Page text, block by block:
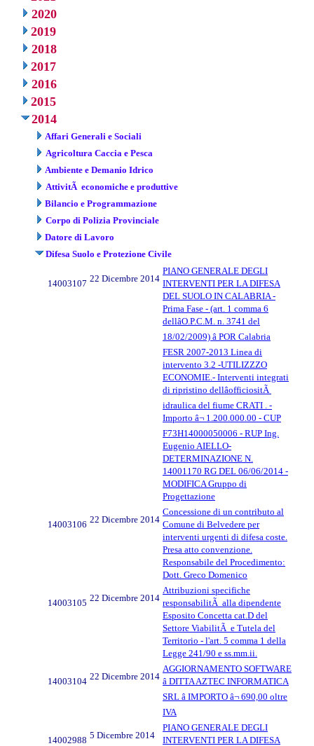
2020
2019
2018
2017
2016
2015
2014
Affari Generali e Sociali
Agricoltura Caccia e Pesca
Ambiente e Demanio Idrico
AttivitÃ economiche e produttive
Bilancio e Programmazione
Corpo di Polizia Provinciale
Datore di Lavoro
Difesa Suolo e Protezione Civile
14003107 22 Dicembre 2014
PIANO GENERALE DEGLI
INTERVENTI PER LA DIFESA
DEL SUOLO IN CALABRIA -
Prima Fase - (art. 1 comma 6
dellâO.P.C.M. n. 3741 del
18/02/2009) â POR Calabria
FESR 2007-2013 Linea di
intervento 3.2 -UTILIZZZO
ECONOMIE.- Interventi integrati
di ripristino dellâofficiositÃ
idraulica del fiume CRATI . -
Importo â¬ 1.200.000.00 - CUP
F73H14000050006 - RUP Ing.
Eugenio AIELLO-
DETERMINAZIONE N.
14001170 RG DEL 06/06/2014 -
MODIFICA Gruppo di
Progettazione
14003106 22 Dicembre 2014
Concessione di un contributo al
Comune di Belvedere per
interventi urgenti di difesa coste.
Presa atto convenzione.
Responsabile del Procedimento:
Dott. Greco Domenico
14003105 22 Dicembre 2014
Attribuzioni specifiche
responsabilitÃ alla dipendente
Esposito Concetta cat.D del
Settore ViabilitÃ e Tutela del
Territorio - l'art. 5 comma 1 della
Legge 241/90 e ss.mm.ii.
14003104 22 Dicembre 2014
AGGIORNAMENTO SOFTWARE
â DITTA AZTEC INFORMATICA
SRL â IMPORTO â¬ 690,00 oltre
IVA
14002988 5 Dicembre 2014
PIANO GENERALE DEGLI
INTERVENTI PER LA DIFESA